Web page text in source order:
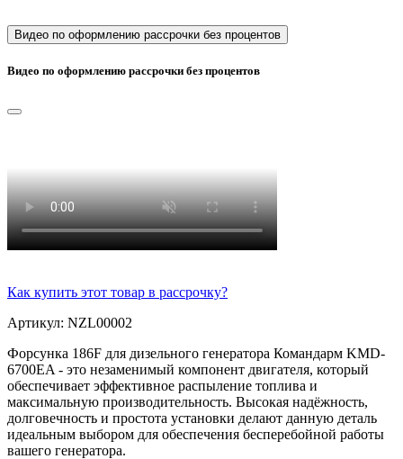
Видео по оформлению рассрочки без процентов
Видео по оформлению рассрочки без процентов
Как купить этот товар в рассрочку?
Артикул: NZL00002
Форсунка 186F для дизельного генератора Командарм KMD-
6700EA - это незаменимый компонент двигателя, который
обеспечивает эффективное распыление топлива и
максимальную производительность. Высокая надёжность,
долговечность и простота установки делают данную деталь
идеальным выбором для обеспечения бесперебойной работы
вашего генератора.